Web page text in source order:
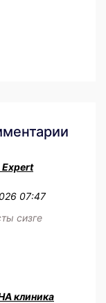
07:47
сизге
клиника